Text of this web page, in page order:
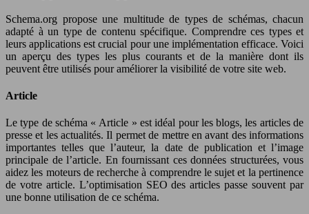
Schema.org propose une multitude de types de schémas, chacun
adapté à un type de contenu spécifique. Comprendre ces types et
leurs applications est crucial pour une implémentation efficace. Voici
un aperçu des types les plus courants et de la manière dont ils
peuvent être utilisés pour améliorer la visibilité de votre site web.
Article
Le type de schéma « Article » est idéal pour les blogs, les articles de
presse et les actualités. Il permet de mettre en avant des informations
importantes telles que l’auteur, la date de publication et l’image
principale de l’article. En fournissant ces données structurées, vous
aidez les moteurs de recherche à comprendre le sujet et la pertinence
de votre article. L’optimisation SEO des articles passe souvent par
une bonne utilisation de ce schéma.